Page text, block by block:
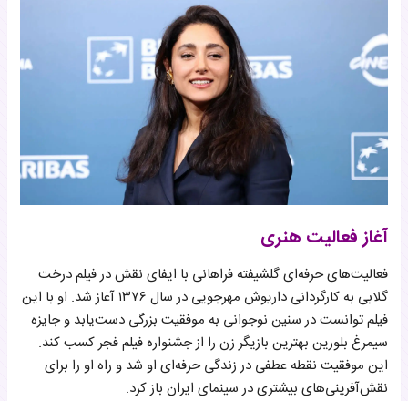
آغاز فعالیت هنری
فعالیت‌های حرفه‌ای گلشیفته فراهانی با ایفای نقش در فیلم درخت
گلابی به کارگردانی داریوش مهرجویی در سال ۱۳۷۶ آغاز شد. او با این
فیلم توانست در سنین نوجوانی به موفقیت بزرگی دست‌یابد و جایزه
سیمرغ بلورین بهترین بازیگر زن را از جشنواره فیلم فجر کسب کند.
این موفقیت نقطه عطفی در زندگی حرفه‌ای او شد و راه او را برای
نقش‌آفرینی‌های بیشتری در سینمای ایران باز کرد.